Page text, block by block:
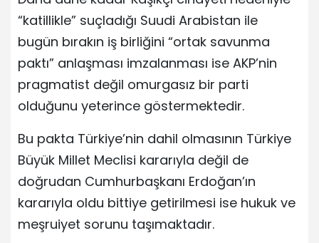
“katillikle” suçladığı Suudi Arabistan ile
bugün bırakın iş birliğini “ortak savunma
paktı” anlaşması imzalanması ise AKP’nin
pragmatist değil omurgasız bir parti
olduğunu yeterince göstermektedir.
Bu pakta Türkiye’nin dahil olmasının Türkiye
Büyük Millet Meclisi kararıyla değil de
doğrudan Cumhurbaşkanı Erdoğan’ın
kararıyla oldu bittiye getirilmesi ise hukuk ve
meşruiyet sorunu taşımaktadır.